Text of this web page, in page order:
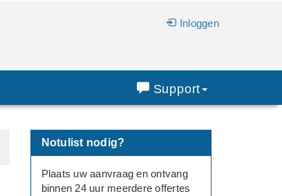
Inloggen
Support
Notulist nodig?
Plaats uw aanvraag en ontvang
binnen 24 uur meerdere offertes